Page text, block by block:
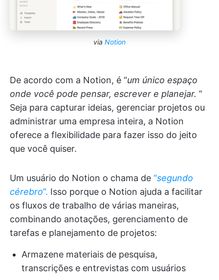
via Notion
De acordo com a Notion, é “um único espaço
onde você pode pensar, escrever e planejar. ”
Seja para capturar ideias, gerenciar projetos ou
administrar uma empresa inteira, a Notion
oferece a flexibilidade para fazer isso do jeito
que você quiser.
Um usuário do Notion o chama de “segundo
cérebro”. Isso porque o Notion ajuda a facilitar
os fluxos de trabalho de várias maneiras,
combinando anotações, gerenciamento de
tarefas e planejamento de projetos:
Armazene materiais de pesquisa,
transcrições e entrevistas com usuários